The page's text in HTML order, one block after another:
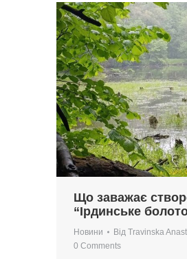
Що заважає
“Ірдинське
Новини Від Travinska
0 Comments